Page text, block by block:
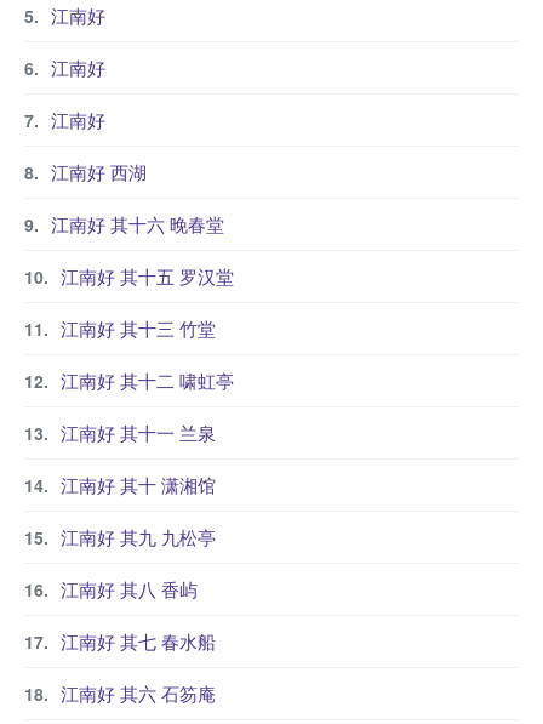
江南好
江南好
江南好
江南好 西湖
江南好 其十六 晚春堂
江南好 其十五 罗汉堂
江南好 其十三 竹堂
江南好 其十二 啸虹亭
江南好 其十一 兰泉
江南好 其十 潇湘馆
江南好 其九 九松亭
江南好 其八 香屿
江南好 其七 春水船
江南好 其六 石笏庵